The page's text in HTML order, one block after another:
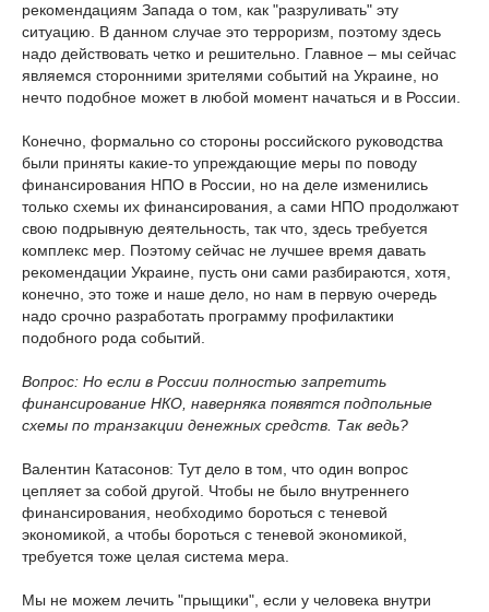
рекомендациям Запада о том, как "разруливать" эту
ситуацию. В данном случае это терроризм, поэтому здесь
надо действовать четко и решительно. Главное – мы сейчас
являемся сторонними зрителями событий на Украине, но
нечто подобное может в любой момент начаться и в России.
Конечно, формально со стороны российского руководства
были приняты какие-то упреждающие меры по поводу
финансирования НПО в России, но на деле изменились
только схемы их финансирования, а сами НПО продолжают
свою подрывную деятельность, так что, здесь требуется
комплекс мер. Поэтому сейчас не лучшее время давать
рекомендации Украине, пусть они сами разбираются, хотя,
конечно, это тоже и наше дело, но нам в первую очередь
надо срочно разработать программу профилактики
подобного рода событий.
Вопрос: Но если в России полностью запретить
финансирование НКО, наверняка появятся подпольные
схемы по транзакции денежных средств. Так ведь?
Валентин Катасонов: Тут дело в том, что один вопрос
цепляет за собой другой. Чтобы не было внутреннего
финансирования, необходимо бороться с теневой
экономикой, а чтобы бороться с теневой экономикой,
требуется тоже целая система мера.
Мы не можем лечить "прыщики", если у человека внутри